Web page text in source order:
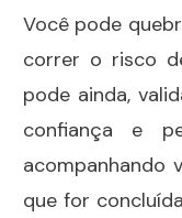
Você pode
correr o risco
pode ainda,
confiança e
acompanhando
que for